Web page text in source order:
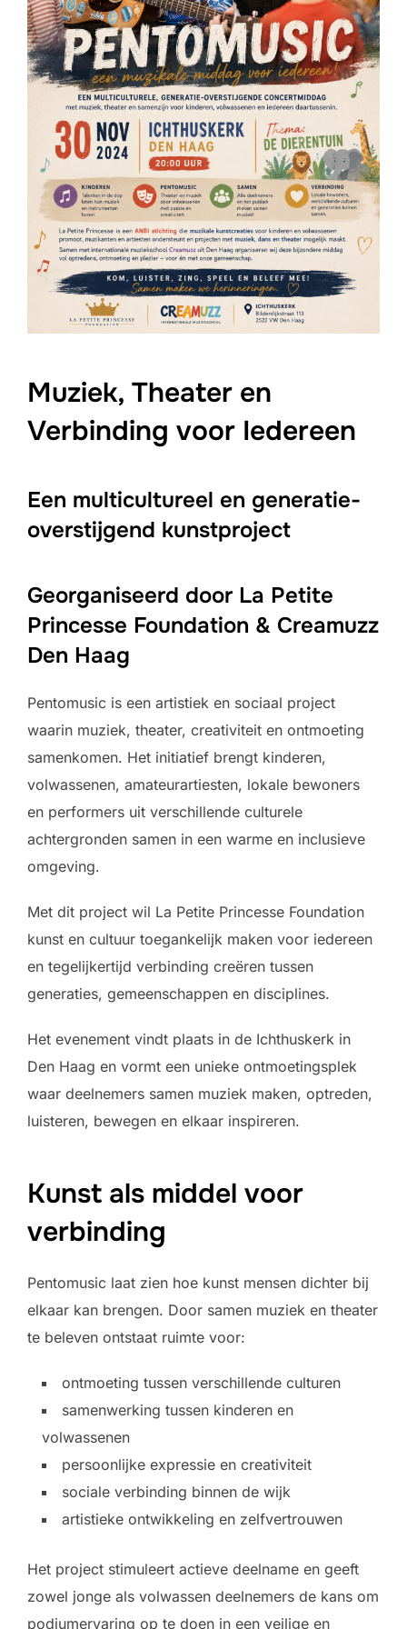
Muziek, Theater en
Verbinding voor Iedereen
Een multicultureel en generatie-
overstijgend kunstproject
Georganiseerd door La Petite
Princesse Foundation & Creamuzz
Den Haag
Pentomusic is een artistiek en sociaal project
waarin muziek, theater, creativiteit en ontmoeting
samenkomen. Het initiatief brengt kinderen,
volwassenen, amateurartiesten, lokale bewoners
en performers uit verschillende culturele
achtergronden samen in een warme en inclusieve
omgeving.
Met dit project wil La Petite Princesse Foundation
kunst en cultuur toegankelijk maken voor iedereen
en tegelijkertijd verbinding creëren tussen
generaties, gemeenschappen en disciplines.
Het evenement vindt plaats in de Ichthuskerk in
Den Haag en vormt een unieke ontmoetingsplek
waar deelnemers samen muziek maken, optreden,
luisteren, bewegen en elkaar inspireren.
Kunst als middel voor
verbinding
Pentomusic laat zien hoe kunst mensen dichter bij
elkaar kan brengen. Door samen muziek en theater
te beleven ontstaat ruimte voor:
ontmoeting tussen verschillende culturen
samenwerking tussen kinderen en
volwassenen
persoonlijke expressie en creativiteit
sociale verbinding binnen de wijk
artistieke ontwikkeling en zelfvertrouwen
Het project stimuleert actieve deelname en geeft
zowel jonge als volwassen deelnemers de kans om
podiumervaring op te doen in een veilige en